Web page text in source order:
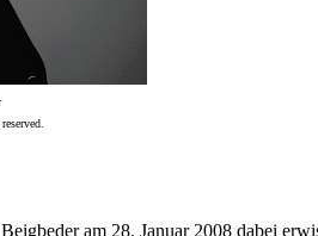
am 28. Januar 2008 dabei